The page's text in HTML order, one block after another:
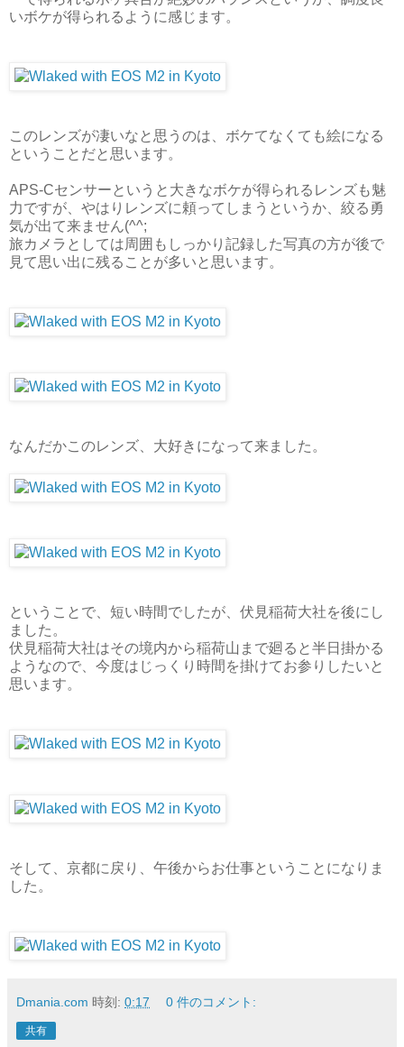
いボケが得られるように感じます。
このレンズが凄いなと思うのは、ボケてなくても絵になる
ということだと思います。
APS-Cセンサーというと大きなボケが得られるレンズも魅
力ですが、やはりレンズに頼ってしまうというか、絞る勇
気が出て来ません(^^;
旅カメラとしては周囲もしっかり記録した写真の方が後で
見て思い出に残ることが多いと思います。
なんだかこのレンズ、大好きになって来ました。
ということで、短い時間でしたが、伏見稲荷大社を後にし
ました。
伏見稲荷大社はその境内から稲荷山まで廻ると半日掛かる
ようなので、今度はじっくり時間を掛けてお参りしたいと
思います。
そして、京都に戻り、午後からお仕事ということになりま
した。
Dmania.com 時刻: 0:17 0 件のコメント:
共有